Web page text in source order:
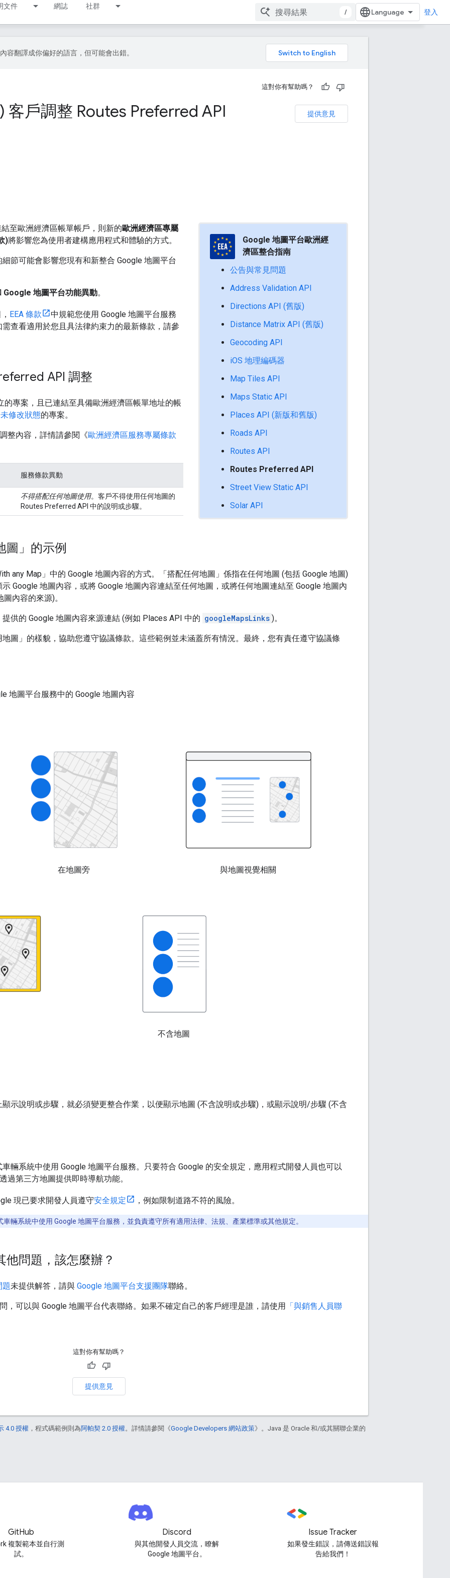
文件 網誌 社群
/ 登入
容翻譯成你偏好的語言，但可能會出錯。
這對你有幫助嗎？
提供意見
客戶調整 Routes Preferred API
Google 地圖平台歐洲經
濟區整合指南
公告與常見問題
Address Validation API
Directions API (舊版)
Distance Matrix API (舊版)
Geocoding API
iOS 地理編碼器
Map Tiles API
Maps Static API
Places API (新版和舊版)
Roads API
Routes API
Routes Preferred API
Street View Static API
Solar API
結至歐洲經濟區帳單帳戶，則新的歐洲經濟區專屬
)將影響您為使用者建構應用程式和體驗的方式。
細節可能會影響您現有和新整合 Google 地圖平台
Google 地圖平台功能異動。
EEA 條款
中規範您使用 Google 地圖平台服務
查看適用於您且具法律約束力的最新條款，請參
API 調整
的專案，且已連結至具備歐洲經濟區帳單地址的帳
未修改狀態的專案。
整內容，詳情請參閱《歐洲經濟區服務專屬條款
服務條款異動
不得搭配任何地圖使用。客戶不得使用任何地圖的
Routes Preferred API 中的說明或步驟。
圖」的示例
any Map」中的 Google 地圖內容的方式。「搭配任何地圖」係指在任何地圖 (包括 Google 地圖)
Google 地圖內容，或將 Google 地圖內容連結至任何地圖，或將任何地圖連結至 Google 地圖內
內容的來源)。
供的 Google 地圖內容來源連結 (例如 Places API 中的 googleMapsLinks )。
地圖」的樣貌，協助您遵守協議條款。這些範例並未涵蓋所有情況。最終，您有責任遵守協議條
地圖平台服務中的 Google 地圖內容
在地圖旁 與地圖視覺相關
不含地圖
顯示說明或步驟，就必須變更整合作業，以便顯示地圖 (不含說明或步驟)，或顯示說明/步驟 (不含
車輛系統中使用 Google 地圖平台服務。只要符合 Google 的安全規定，應用程式開發人員也可以
過第三方地圖提供即時導航功能。
現已要求開發人員遵守安全規定 ，例如限制道路不符的風險。
輛系統中使用 Google 地圖平台服務，並負責遵守所有適用法律、法規、產業標準或其他規定。
他問題，該怎麼辦？
題未提供解答，請與 Google 地圖平台支援團隊聯絡。
，可以與 Google 地圖平台代表聯絡。如果不確定自己的客戶經理是誰，請使用 「與銷售人員聯
這對你有幫助嗎？
提供意見
4.0 授權 ，程式碼範例則為阿帕契 2.0 授權。詳情請參閱《Google Developers 網站政策》。Java 是 Oracle 和/或其關聯企業的
GitHub
複製範本並自行測
試。
Discord
與其他開發人員交流，瞭解
Google 地圖平台。
Issue Tracker
如果發生錯誤，請傳送錯誤報
告給我們！